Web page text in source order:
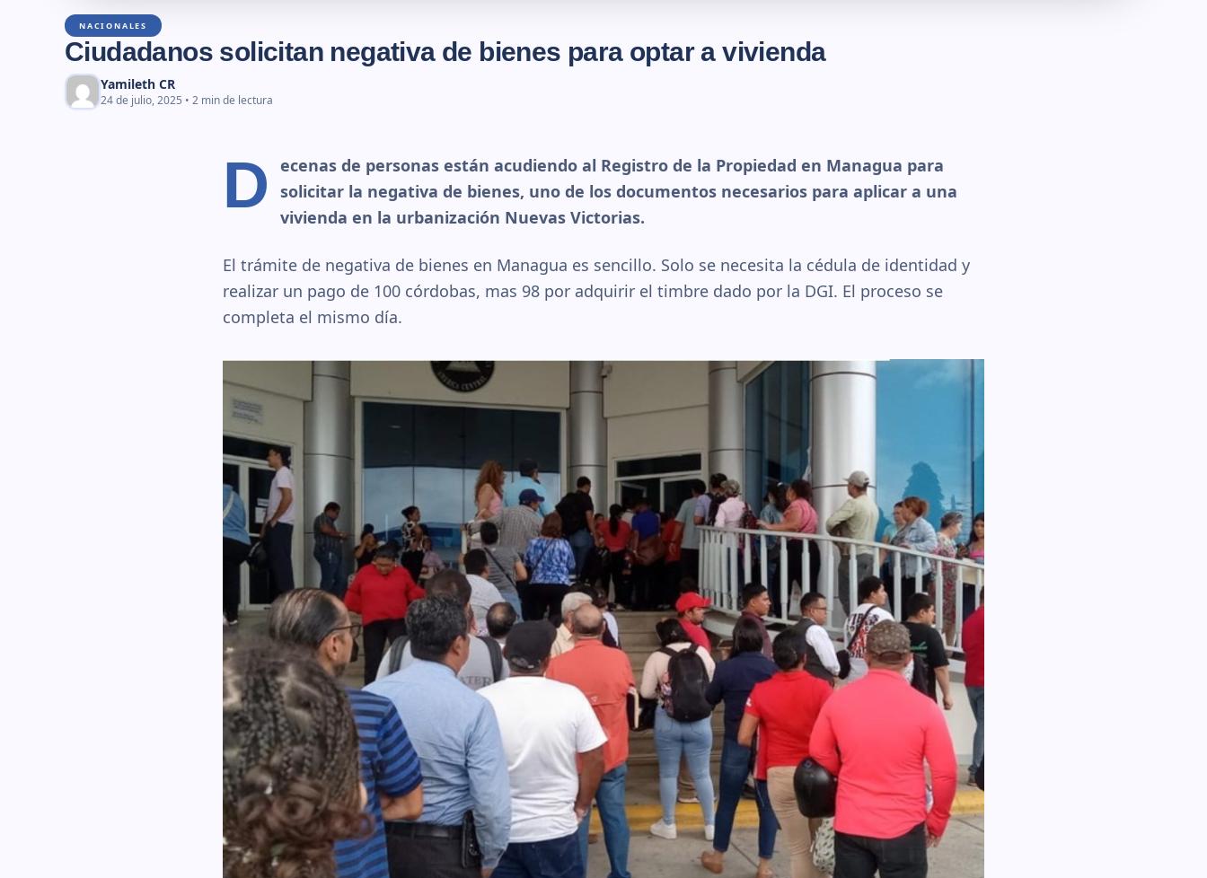
NACIONALES
Ciudadanos solicitan negativa de bienes para optar a vivienda
Yamileth CR
24 de julio, 2025 • 2 min de lectura
D
ecenas de personas están acudiendo al Registro de la Propiedad en Managua para
solicitar la negativa de bienes, uno de los documentos necesarios para aplicar a una
vivienda en la urbanización Nuevas Victorias.
El trámite de negativa de bienes en Managua es sencillo. Solo se necesita la cédula de identidad y
realizar un pago de 100 córdobas, mas 98 por adquirir el timbre dado por la DGI. El proceso se
completa el mismo día.